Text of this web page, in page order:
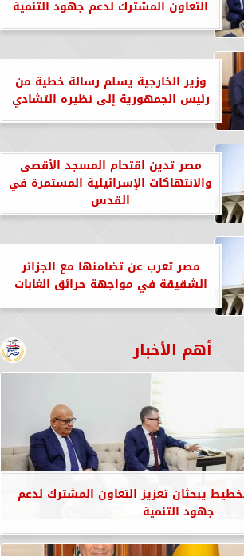
التعاون المشترك لدعم جهود التنمية
وزير الخارجية يسلم رسالة خطية من
رئيس الجمهورية إلى نظيره التشادي
مصر تدين اقتحام المسجد الأقصى
والانتهاكات الإسرائيلية المستمرة في
القدس
مصر تعرب عن تضامنها مع الجزائر
الشقيقة في مواجهة حرائق الغابات
أهم الأخبار
يبحثان تعزيز التعاون المشترك لدعم
جهود التنمية